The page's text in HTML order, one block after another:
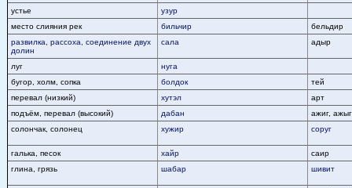
устье
узур
место слияния рек
бильчир
бельдир
развилка, рассоха, соединение двух
долин
сала адыр
луг
нуга
бугор, холм, сопка
болдок
тей
перевал (низкий)
хутэл
арт
подъём, перевал (высокий)
дабан
ажиг,
солончак, солонец
хужир соруг
галька, песок хайр
саир
глина, грязь
шабар шивит